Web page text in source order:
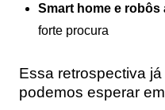
Smart home e robôs
forte procura
Essa retrospectiva
podemos esperar